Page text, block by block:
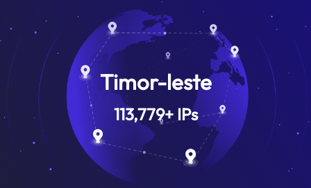
Timor-leste
113,779+IPs